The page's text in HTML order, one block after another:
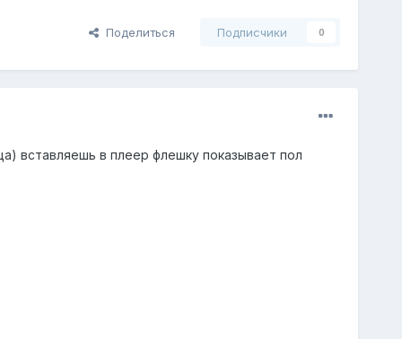
Поделиться Подписчики 0
вставляешь в плеер флешку показывает пол